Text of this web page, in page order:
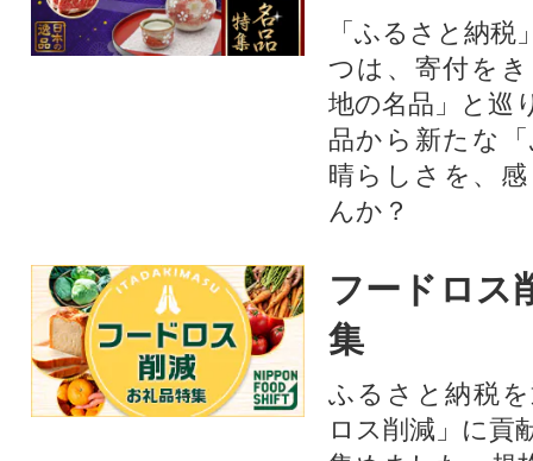
「ふるさと納
つは、寄付を
地の名品」と巡
品から新たな
晴らしさを、
んか？
フードロス
集
ふるさと納税
ロス削減」に貢